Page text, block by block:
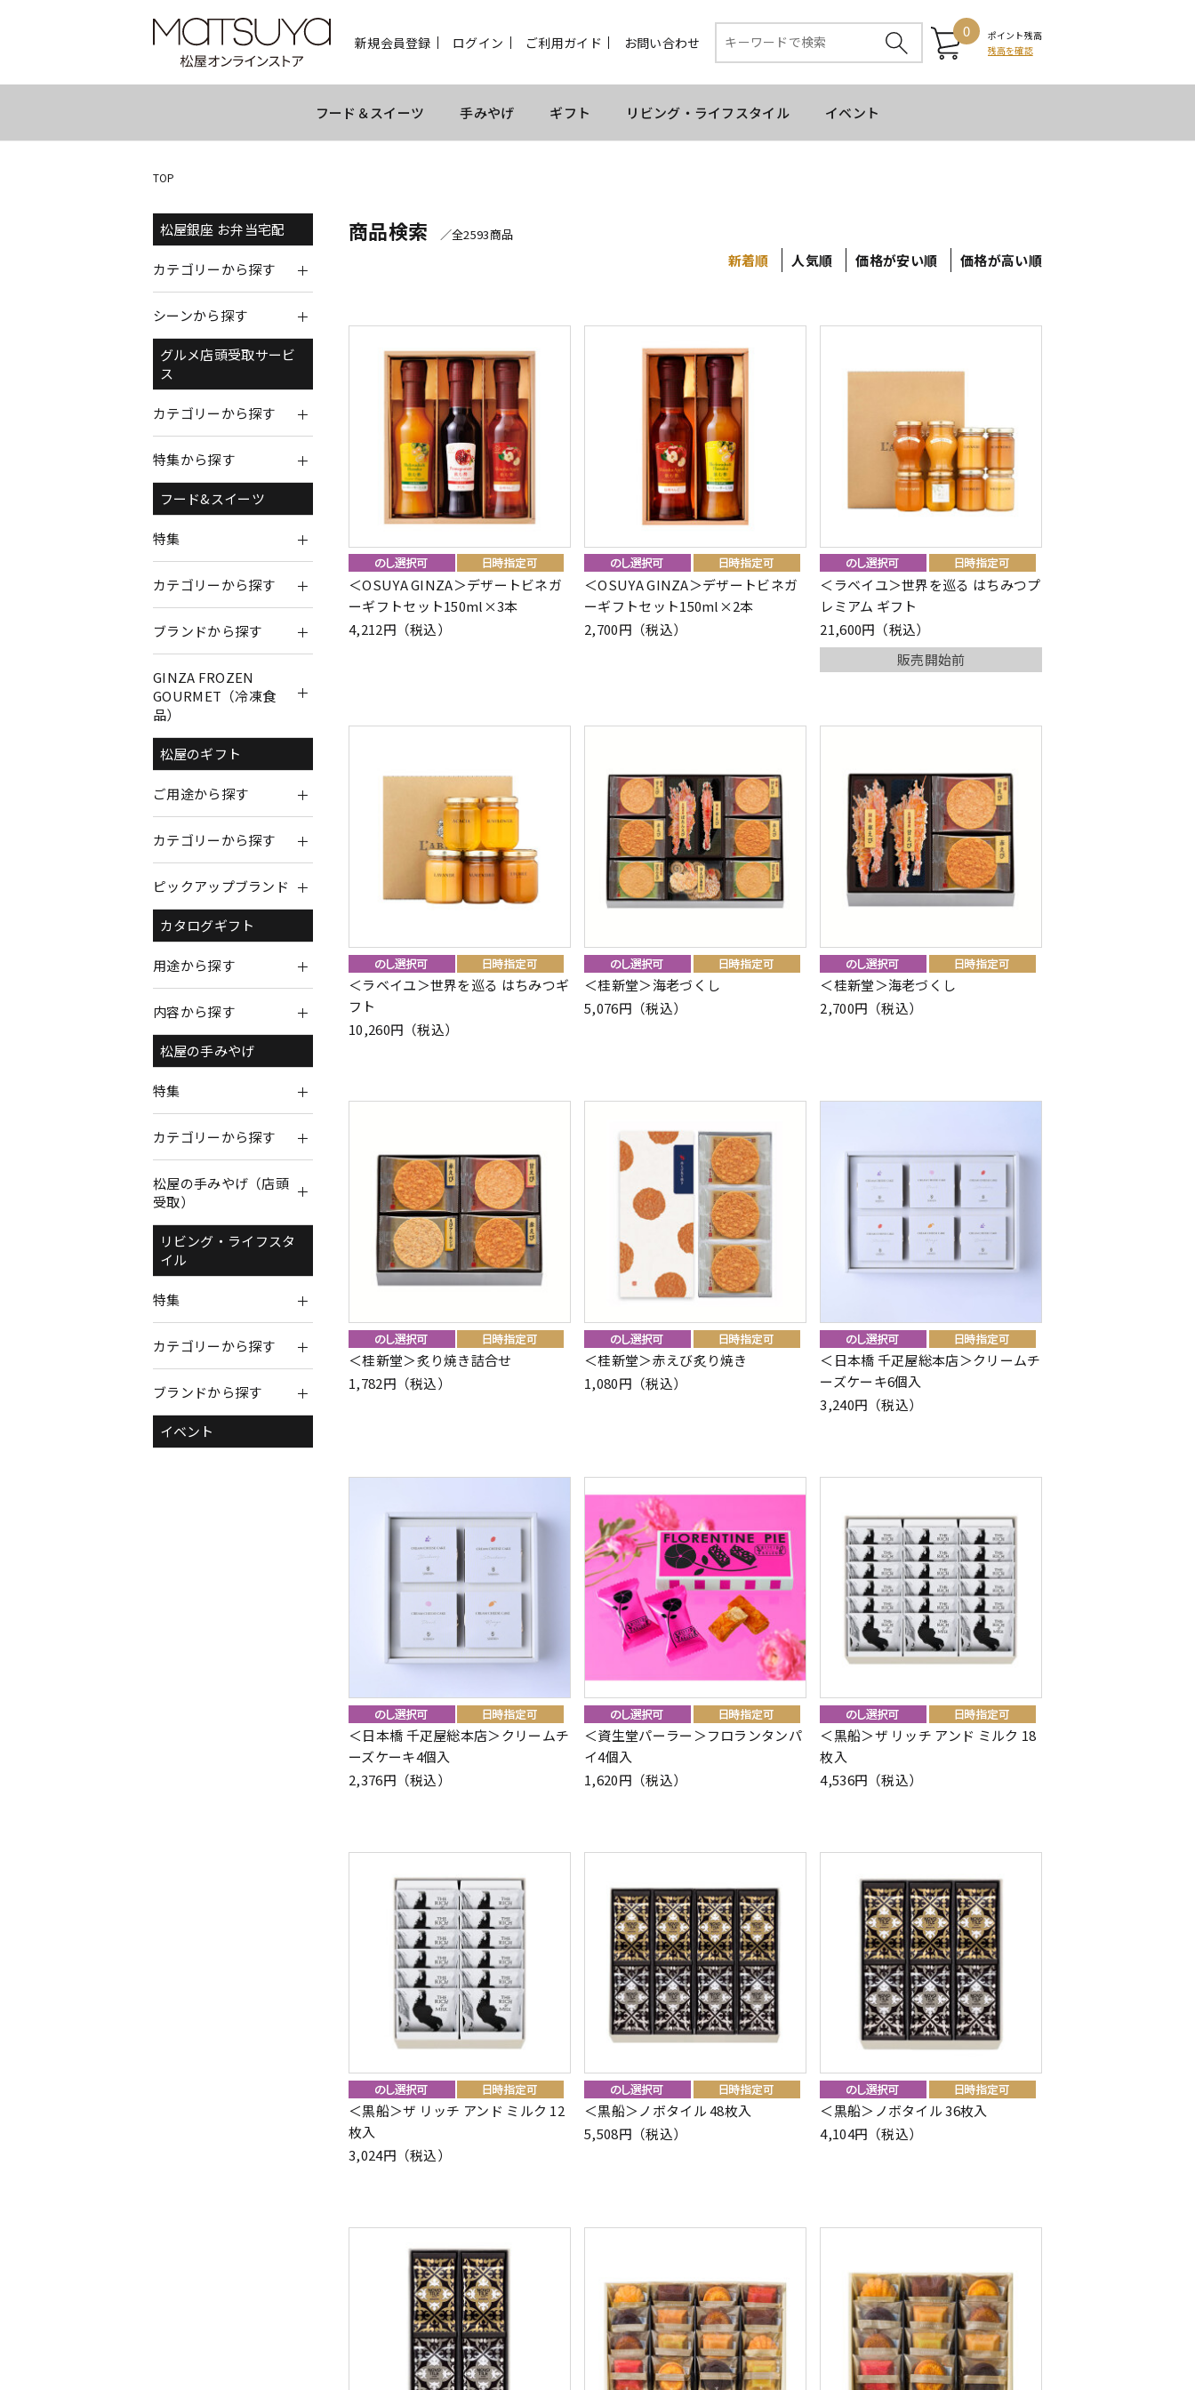
新規会員登録 ログイン ご利用ガイド お問い合わせ
0
ポイント残高
残高を確認
フード＆スイーツ 手みやげ ギフト リビング・ライフスタイル イベント
TOP
松屋銀座 お弁当宅配
カテゴリーから探す
シーンから探す
グルメ店頭受取サービ
ス
カテゴリーから探す
特集から探す
フード&スイーツ
特集
カテゴリーから探す
ブランドから探す
GINZA FROZEN
GOURMET（冷凍食
品）
松屋のギフト
ご用途から探す
カテゴリーから探す
ピックアップブランド
カタログギフト
用途から探す
内容から探す
松屋の手みやげ
特集
カテゴリーから探す
松屋の手みやげ（店頭
受取）
リビング・ライフスタ
イル
特集
カテゴリーから探す
ブランドから探す
イベント
商品検索 ／全2593商品
新着順 人気順 価格が安い順 価格が高い順
＜OSUYA GINZA＞デザートビネガ
ーギフトセット150ml×3本
4,212円（税込）
＜OSUYA GINZA＞デザートビネガ
ーギフトセット150ml×2本
2,700円（税込）
＜ラベイユ＞世界を巡る はちみつプ
レミアム ギフト
21,600円（税込）
販売開始前
＜ラベイユ＞世界を巡る はちみつギ
フト
10,260円（税込）
＜桂新堂＞海老づくし
5,076円（税込）
＜桂新堂＞海老づくし
2,700円（税込）
＜桂新堂＞炙り焼き詰合せ
1,782円（税込）
＜桂新堂＞赤えび炙り焼き
1,080円（税込）
＜日本橋 千疋屋総本店＞クリームチ
ーズケーキ6個入
3,240円（税込）
＜日本橋 千疋屋総本店＞クリームチ
ーズケーキ4個入
2,376円（税込）
＜資生堂パーラー＞フロランタンパ
イ4個入
1,620円（税込）
＜黒船＞ザ リッチ アンド ミルク 18
枚入
4,536円（税込）
＜黒船＞ザ リッチ アンド ミルク 12
枚入
3,024円（税込）
＜黒船＞ノボタイル 48枚入
5,508円（税込）
＜黒船＞ノボタイル 36枚入
4,104円（税込）